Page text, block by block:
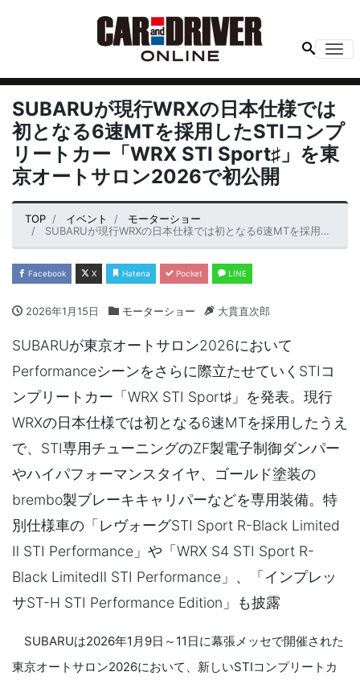
SUBARUが現行WRXの日本仕様では
初となる6速MTを採用したSTIコンプ
リートカー「WRX STI Sport♯」を東
京オートサロン2026で初公開
TOP イベント
モーターショー
SUBARUが現行WRXの日本仕様では初となる6速MTを採用したSTIコンプリートカー「WRX STI Sport♯」を東京オートサロン2026で初公開
Facebook X Hatena Pocket LINE
2026年1月15日 モーターショー 大貫直次郎
SUBARUが東京オートサロン2026において
Performanceシーンをさらに際立たせていくSTIコ
ンプリートカー「WRX STI Sport♯」を発表。現行
WRXの日本仕様では初となる6速MTを採用したうえ
で、STI専用チューニングのZF製電子制御ダンパー
やハイパフォーマンスタイヤ、ゴールド塗装の
brembo製ブレーキキャリパーなどを専用装備。特
別仕様車の「レヴォーグSTI Sport R-Black Limited
Ⅱ STI Performance」や「WRX S4 STI Sport R-
Black LimitedⅡ STI Performance」、「インプレッ
サST-H STI Performance Edition」も披露
SUBARUは2026年1月9日～11日に幕張メッセで開催された
東京オートサロン2026において、新しいSTIコンプリートカ